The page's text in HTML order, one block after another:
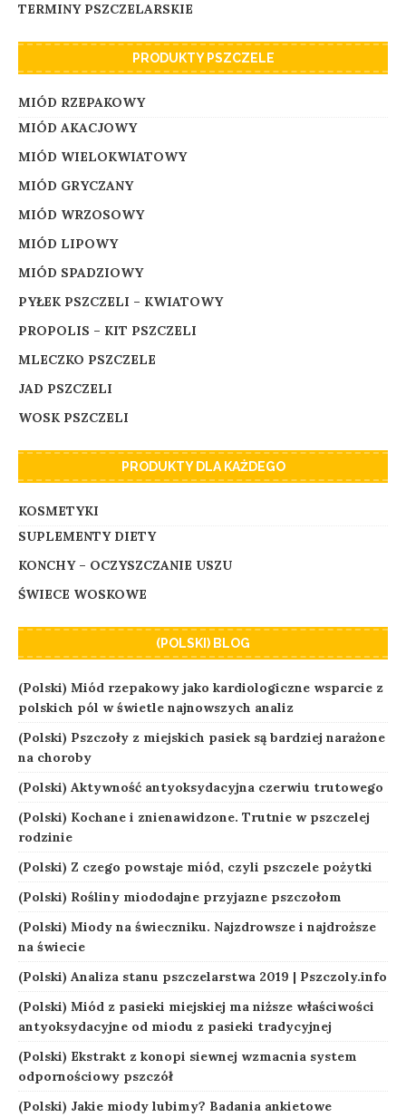
TERMINY PSZCZELARSKIE
PRODUKTY PSZCZELE
MIÓD RZEPAKOWY
MIÓD AKACJOWY
MIÓD WIELOKWIATOWY
MIÓD GRYCZANY
MIÓD WRZOSOWY
MIÓD LIPOWY
MIÓD SPADZIOWY
PYŁEK PSZCZELI – KWIATOWY
PROPOLIS – KIT PSZCZELI
MLECZKO PSZCZELE
JAD PSZCZELI
WOSK PSZCZELI
PRODUKTY DLA KAŻDEGO
KOSMETYKI
SUPLEMENTY DIETY
KONCHY – OCZYSZCZANIE USZU
ŚWIECE WOSKOWE
(POLSKI) BLOG
(Polski) Miód rzepakowy jako kardiologiczne wsparcie z
polskich pól w świetle najnowszych analiz
(Polski) Pszczoły z miejskich pasiek są bardziej narażone
na choroby
(Polski) Aktywność antyoksydacyjna czerwiu trutowego
(Polski) Kochane i znienawidzone. Trutnie w pszczelej
rodzinie
(Polski) Z czego powstaje miód, czyli pszczele pożytki
(Polski) Rośliny miododajne przyjazne pszczołom
(Polski) Miody na świeczniku. Najzdrowsze i najdroższe
na świecie
(Polski) Analiza stanu pszczelarstwa 2019 | Pszczoly.info
(Polski) Miód z pasieki miejskiej ma niższe właściwości
antyoksydacyjne od miodu z pasieki tradycyjnej
(Polski) Ekstrakt z konopi siewnej wzmacnia system
odpornościowy pszczół
(Polski) Jakie miody lubimy? Badania ankietowe